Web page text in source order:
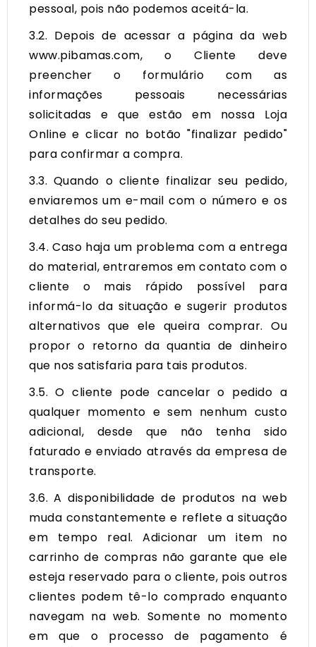
pessoal, pois não podemos aceitá-la.
3.2. Depois de acessar a página da web
www.pibamas.com, o Cliente deve
preencher o formulário com as
informações pessoais necessárias
solicitadas e que estão em nossa Loja
Online e clicar no botão "finalizar pedido"
para confirmar a compra.
3.3. Quando o cliente finalizar seu pedido,
enviaremos um e-mail com o número e os
detalhes do seu pedido.
3.4. Caso haja um problema com a entrega
do material, entraremos em contato com o
cliente o mais rápido possível para
informá-lo da situação e sugerir produtos
alternativos que ele queira comprar. Ou
propor o retorno da quantia de dinheiro
que nos satisfaria para tais produtos.
3.5. O cliente pode cancelar o pedido a
qualquer momento e sem nenhum custo
adicional, desde que não tenha sido
faturado e enviado através da empresa de
transporte.
3.6. A disponibilidade de produtos na web
muda constantemente e reflete a situação
em tempo real. Adicionar um item no
carrinho de compras não garante que ele
esteja reservado para o cliente, pois outros
clientes podem tê-lo comprado enquanto
navegam na web. Somente no momento
em que o processo de pagamento é